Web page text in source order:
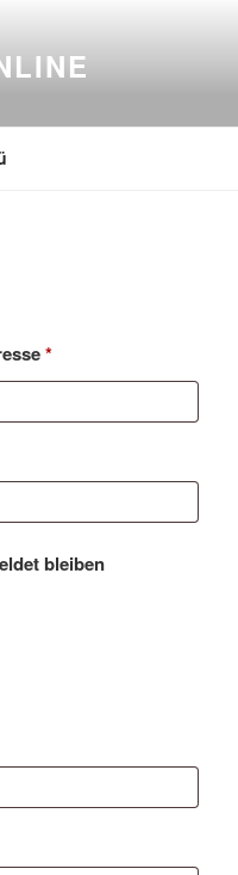
*Erforderlich
bleiben